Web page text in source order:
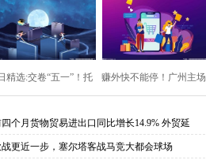
增长14.9% 外贸延续
良好增长态势
战马竞大都会球场
精选:交卷“五一”！托
几字弯”新图景
赚外快不能停！广州主场
场，继续解说捞钱
个月货物贸易进出口同比增长14.9% 外贸延
战更近一步，塞尔塔客战马竞大都会球场